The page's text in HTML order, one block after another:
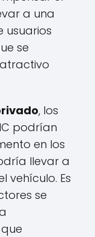
a una
usuarios
se
, los
podrían
en los
llevar a
vehículo. Es
se